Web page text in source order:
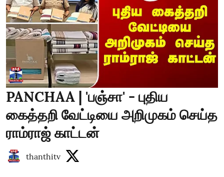
PANCHAA | 'பஞ்சா' - புதிய
கைத்தறி வேட்டியை அறிமுகம் செய்த
ராம்ராஜ் காட்டன்
thanthitv